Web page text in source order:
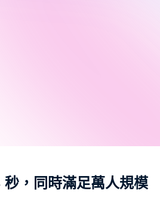
，同時滿足萬人規模